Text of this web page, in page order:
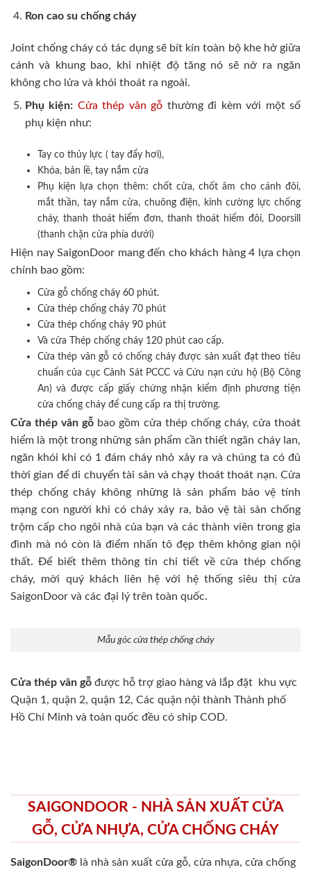
Ron cao su chống cháy
Joint chống cháy có tác dụng sẽ bít kín toàn bộ khe hở giữa
cánh và khung bao, khi nhiệt độ tăng nó sẽ nở ra ngăn
không cho lửa và khói thoát ra ngoài.
Phụ kiện: Cửa thép vân gỗ thường đi kèm với một số
phụ kiện như:
Tay co thủy lực ( tay đẩy hơi),
Khóa, bản lề, tay nắm cửa
Phụ kiện lựa chọn thêm: chốt cửa, chốt âm cho cánh đôi,
mắt thần, tay nắm cửa, chuông điện, kính cường lực chống
cháy, thanh thoát hiểm đơn, thanh thoát hiểm đôi, Doorsill
(thanh chặn cửa phía dưới)
Hiện nay SaigonDoor mang đến cho khách hàng 4 lựa chọn
chính bao gồm:
Cửa gỗ chống cháy 60 phút.
Cửa thép chống cháy 70 phút
Cửa thép chống cháy 90 phút
Và cửa Thép chống cháy 120 phút cao cấp.
Cửa thép vân gỗ có chống cháy được sản xuất đạt theo tiêu
chuẩn của cục Cảnh Sát PCCC và Cứu nạn cứu hộ (Bộ Công
An) và được cấp giấy chứng nhận kiểm định phương tiện
cửa chống cháy để cung cấp ra thị trường.
Cửa thép vân gỗ bao gồm cửa thép chống cháy, cửa thoát
hiểm là một trong những sản phẩm cần thiết ngăn cháy lan,
ngăn khói khi có 1 đám cháy nhỏ xảy ra và chúng ta có đủ
thời gian để di chuyển tài sản và chạy thoát thoát nạn. Cửa
thép chống cháy không những là sản phẩm bảo vệ tính
mạng con người khi có cháy xảy ra, bảo vệ tài sản chống
trộm cấp cho ngôi nhà của bạn và các thành viên trong gia
đình mà nó còn là điểm nhấn tô đẹp thêm không gian nội
thất. Để biết thêm thông tin chi tiết về cửa thép chống
cháy, mời quý khách liên hệ với hệ thống siêu thị cửa
SaigonDoor và các đại lý trên toàn quốc.
Mẫu góc cửa thép chống cháy
Cửa thép vân gỗ được hỗ trợ giao hàng và lắp đặt khu vực
Quận 1, quận 2, quận 12, Các quận nội thành Thành phố
Hồ Chí Minh và toàn quốc đều có ship COD.
SAIGONDOOR - NHÀ SẢN XUẤT CỬA
GỖ, CỬA NHỰA, CỬA CHỐNG CHÁY
SaigonDoor® là nhà sản xuất cửa gỗ, cửa nhựa, cửa chống